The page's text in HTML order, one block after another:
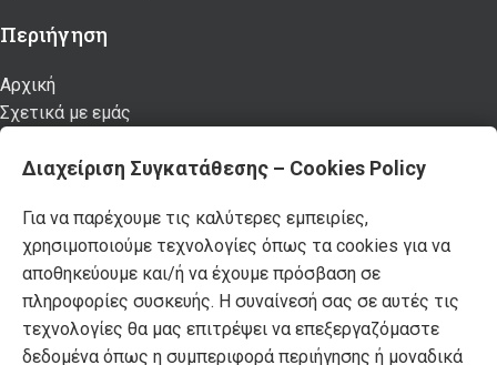
Περιήγηση
Αρχική
Σχετικά με εμάς
Προϊόντα
Nέα – Προτάσεις
Επικοινωνία
Πρόσφατα Άρθρα
Τελικές χειμερινές εκπτώσεις -50% σε όλα τα
Διαχείριση Συγκατάθεσης – Cookies Policy
Για να παρέχουμε τις καλύτερες εμπειρίες,
χρησιμοποιούμε τεχνολογίες όπως τα cookies για να
αποθηκεύουμε και/ή να έχουμε πρόσβαση σε
πληροφορίες συσκευής. Η συναίνεσή σας σε αυτές τις
τεχνολογίες θα μας επιτρέψει να επεξεργαζόμαστε
δεδομένα όπως η συμπεριφορά περιήγησης ή μοναδικά